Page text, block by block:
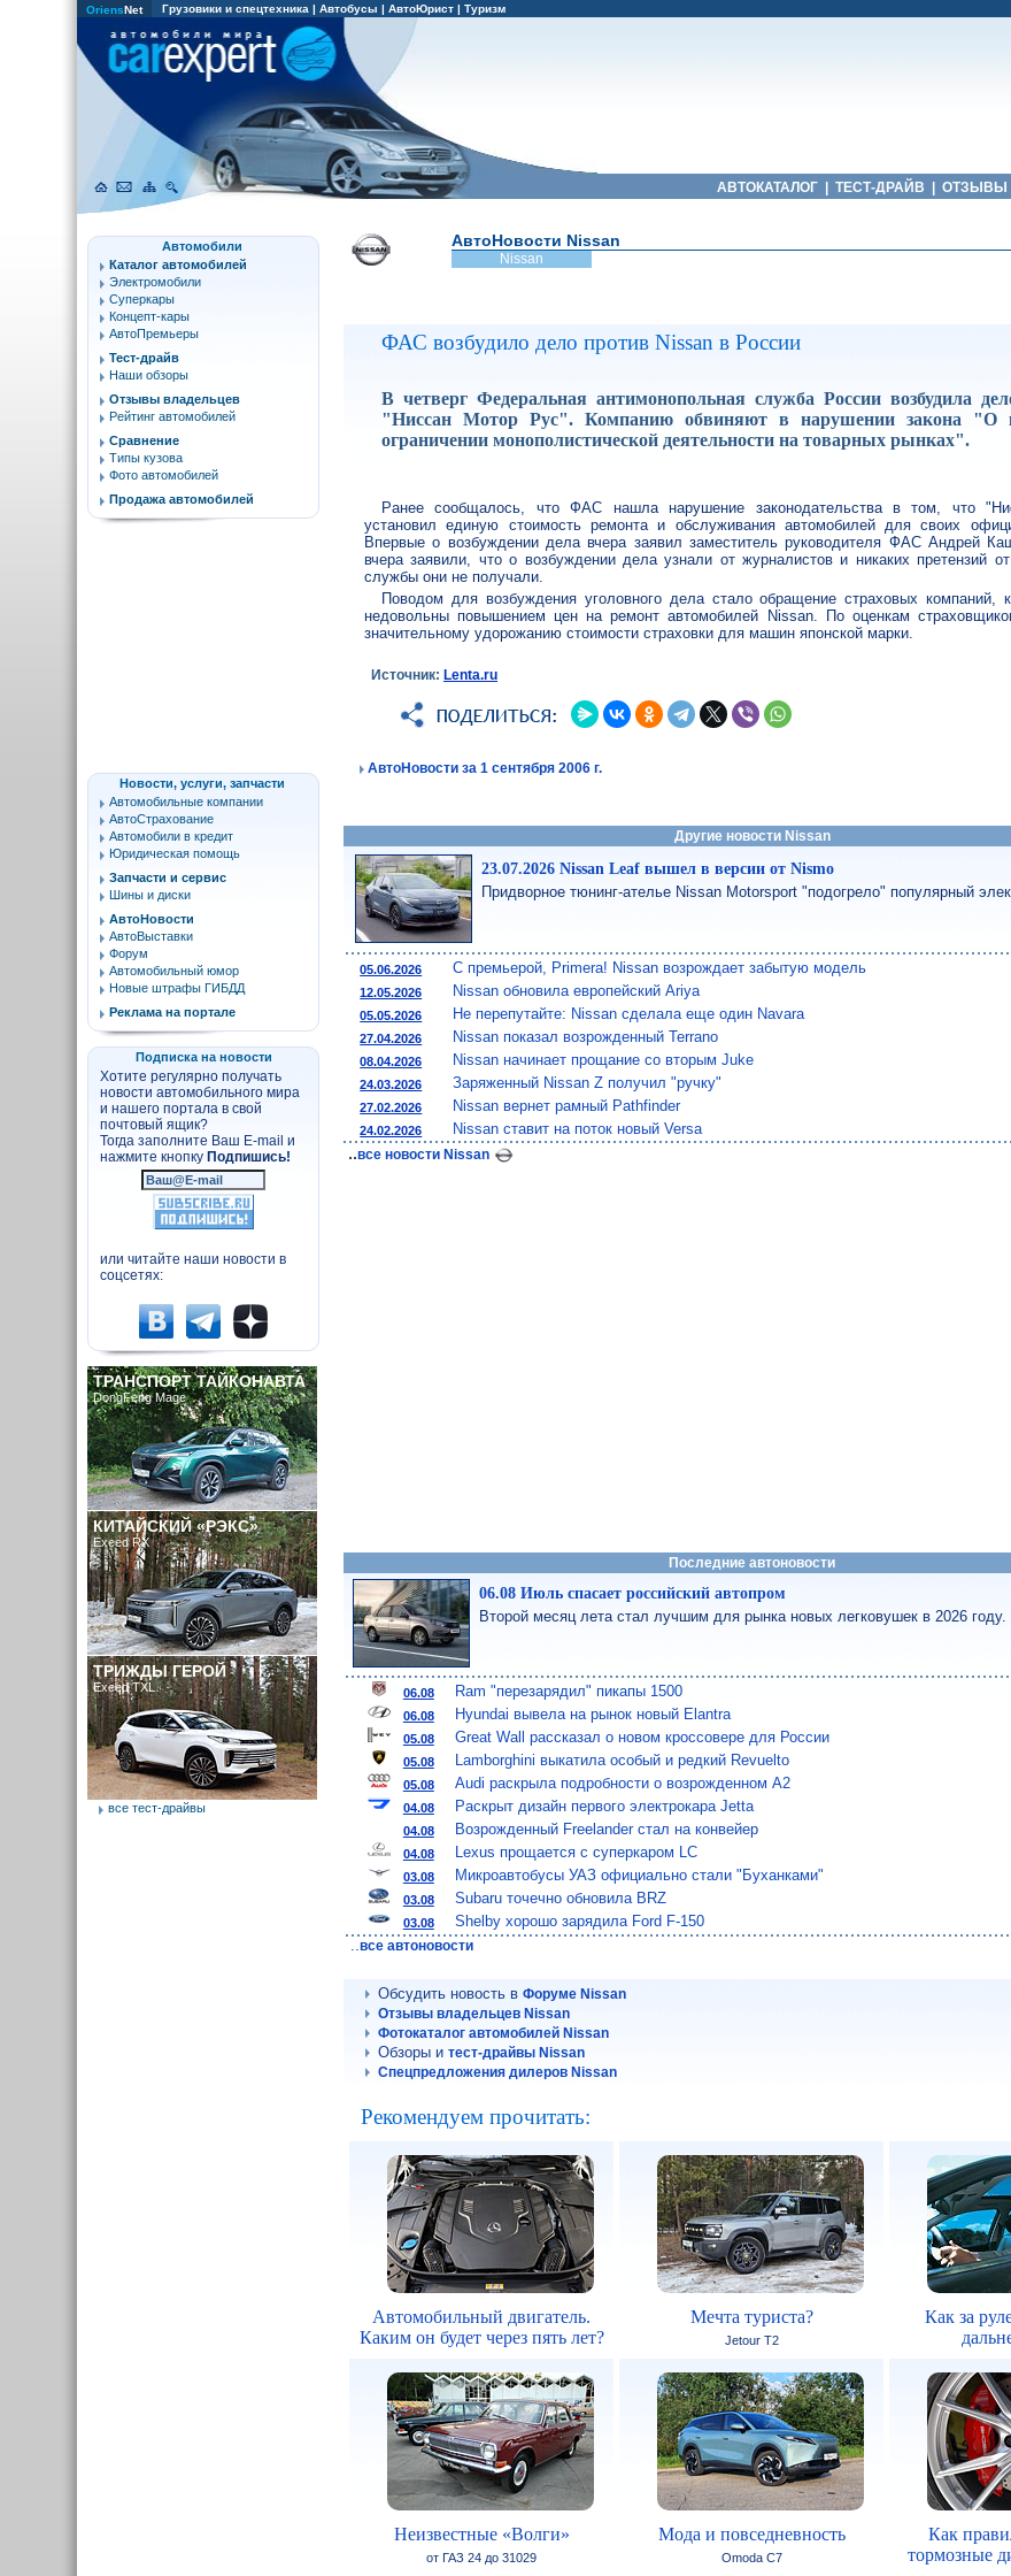
OriensNet Грузовики и спецтехника | Автобусы | АвтоЮрист | Туризм
АВТОКАТАЛОГ ТЕСТ-ДРАЙВ ОТЗЫВЫ
АвтоНовости Nissan
Nissan
ФАС возбудило дело против Nissan в России
В четверг Федеральная антимонопольная служба России возбудила
"Ниссан Мотор Рус". Компанию обвиняют в нарушении закона "О
ограничении монополистической деятельности на товарных рынках".
Ранее сообщалось, что ФАС нашла нарушение законодательства в том, что
установил единую стоимость ремонта и обслуживания автомобилей для своих
Впервые о возбуждении дела вчера заявил заместитель руководителя ФАС Андрей
вчера заявили, что о возбуждении дела узнали от журналистов и никаких претензий
службы они не получали.
Поводом для возбуждения уголовного дела стало обращение страховых компаний,
недовольны повышением цен на ремонт автомобилей Nissan. По оценкам
значительному удорожанию стоимости страховки для машин японской марки.
Источник:Lenta.ru
АвтоНовости за 1 сентября 2006 г.
Другие новости Nissan
23.07.2026 Nissan Leaf вышел в версии от Nismo
Придворное тюнинг-ателье Nissan Motorsport "подогрело" популярный
05.06.2026 С премьерой, Primera! Nissan возрождает забытую модель
12.05.2026 Nissan обновила европейский Ariya
05.05.2026 Не перепутайте: Nissan сделала еще один Navara
27.04.2026 Nissan показал возрожденный Terrano
08.04.2026 Nissan начинает прощание со вторым Juke
24.03.2026 Заряженный Nissan Z получил "ручку"
27.02.2026 Nissan вернет рамный Pathfinder
24.02.2026 Nissan ставит на поток новый Versa
..все новости Nissan
Последние автоновости
06.08 Июль спасает российский автопром
Второй месяц лета стал лучшим для рынка новых легковушек в 2026 году.
06.08 Ram "перезарядил" пикапы 1500
06.08 Hyundai вывела на рынок новый Elantra
05.08 Great Wall рассказал о новом кроссовере для России
05.08 Lamborghini выкатила особый и редкий Revuelto
05.08 Audi раскрыла подробности о возрожденном A2
04.08 Раскрыт дизайн первого электрокара Jetta
04.08 Возрожденный Freelander стал на конвейер
04.08 Lexus прощается с суперкаром LC
03.08 Микроавтобусы УАЗ официально стали "Буханками"
03.08 Subaru точечно обновила BRZ
03.08
Shelby хорошо зарядила Ford F-150
..все автоновости
Обсудить новость вФоруме Nissan
Отзывы владельцев Nissan
Фотокаталог автомобилей Nissan
Обзоры итест-драйвы Nissan
Спецпредложения дилеров Nissan
Рекомендуем прочитать:
Автомобильный двигатель.
Каким он будет через пять лет?
Мечта туриста?
Jetour T2
Как за
Неизвестные «Волги»
от ГАЗ 24 до 31029
Мода и повседневность
Omoda C7
Как
тормозные
Автомобили
Каталог автомобилей
Электромобили
Суперкары
Концепт-кары
АвтоПремьеры
Тест-драйв
Наши обзоры
Отзывы владельцев
Рейтинг автомобилей
Сравнение
Типы кузова
Фото автомобилей
Продажа автомобилей
Новости, услуги, запчасти
Автомобильные компании
АвтоСтрахование
Автомобили в кредит
Юридическая помощь
Запчасти и сервис
Шины и диски
АвтоНовости
АвтоВыставки
Форум
Автомобильный юмор
Новые штрафы ГИБДД
Реклама на портале
Подписка на новости
Хотите регулярно получать
новости автомобильного мира
и нашего портала в свой
почтовый ящик?
Тогда заполните Ваш E-mail и
нажмите кнопку Подпишись!
или читайте наши новости в
соцсетях:
ТРАНСПОРТ ТАЙКОНАВТА
DongFeng Mage
КИТАЙСКИЙ «РЭКС»
Exeed RX
ТРИЖДЫ ГЕРОЙ
Exeed TXL
все тест-драйвы